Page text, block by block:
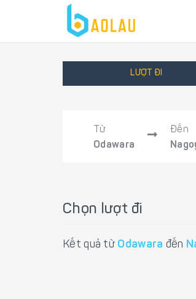
LƯỢT ĐI
Từ
Odawara
Đến
Chọn lượt đi
Kết quả từ Odawara đến